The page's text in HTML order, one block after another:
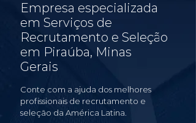
Empresa especializada
em Serviços de
Recrutamento e Seleção
em Piraúba, Minas
Gerais
Conte com a ajuda dos melhores
profissionais de recrutamento e
seleção da América Latina.